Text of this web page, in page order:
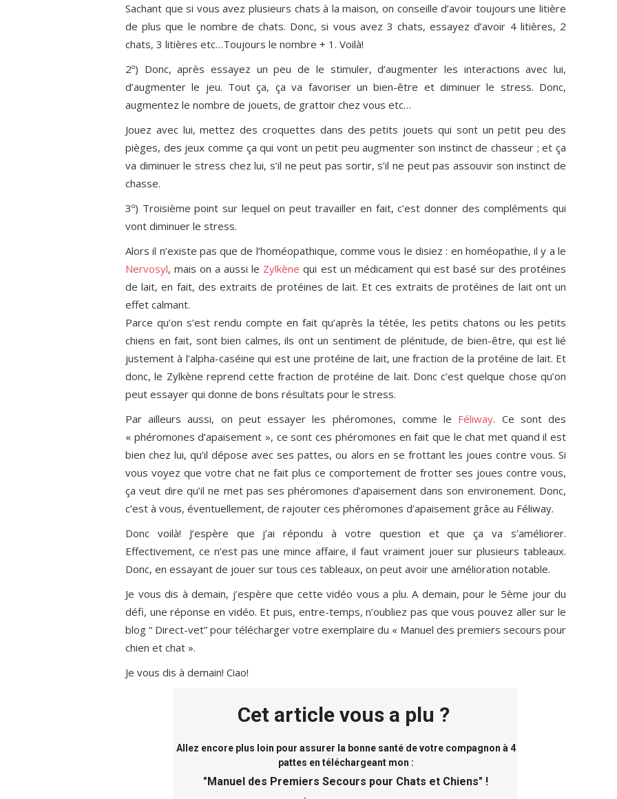
Sachant que si vous avez plusieurs chats à la maison, on conseille d’avoir toujours une litière
de plus que le nombre de chats. Donc, si vous avez 3 chats, essayez d’avoir 4 litières, 2
chats, 3 litières etc…Toujours le nombre + 1. Voilà!
2º) Donc, après essayez un peu de le stimuler, d’augmenter les interactions avec lui,
d’augmenter le jeu. Tout ça, ça va favoriser un bien-être et diminuer le stress. Donc,
augmentez le nombre de jouets, de grattoir chez vous etc…
Jouez avec lui, mettez des croquettes dans des petits jouets qui sont un petit peu des
pièges, des jeux comme ça qui vont un petit peu augmenter son instinct de chasseur ; et ça
va diminuer le stress chez lui, s’il ne peut pas sortir, s’il ne peut pas assouvir son instinct de
chasse.
3º) Troisième point sur lequel on peut travailler en fait, c’est donner des compléments qui
vont diminuer le stress.
Alors il n’existe pas que de l’homéopathique, comme vous le disiez : en homéopathie, il y a le
Nervosyl, mais on a aussi le Zylkène qui est un médicament qui est basé sur des protéines
de lait, en fait, des extraits de protéines de lait. Et ces extraits de protéines de lait ont un
effet calmant.
Parce qu’on s’est rendu compte en fait qu’après la tétée, les petits chatons ou les petits
chiens en fait, sont bien calmes, ils ont un sentiment de plénitude, de bien-être, qui est lié
justement à l’alpha-caséine qui est une protéine de lait, une fraction de la protéine de lait. Et
donc, le Zylkène reprend cette fraction de protéine de lait. Donc c’est quelque chose qu’on
peut essayer qui donne de bons résultats pour le stress.
Par ailleurs aussi, on peut essayer les phéromones, comme le Féliway. Ce sont des
« phéromones d’apaisement », ce sont ces phéromones en fait que le chat met quand il est
bien chez lui, qu’il dépose avec ses pattes, ou alors en se frottant les joues contre vous. Si
vous voyez que votre chat ne fait plus ce comportement de frotter ses joues contre vous,
ça veut dire qu’il ne met pas ses phéromones d’apaisement dans son environement. Donc,
c’est à vous, éventuellement, de rajouter ces phéromones d’apaisement grâce au Féliway.
Donc voilà! J’espère que j’ai répondu à votre question et que ça va s’améliorer.
Effectivement, ce n’est pas une mince affaire, il faut vraiment jouer sur plusieurs tableaux.
Donc, en essayant de jouer sur tous ces tableaux, on peut avoir une amélioration notable.
Je vous dis à demain, j’espère que cette vidéo vous a plu. A demain, pour le 5ème jour du
défi, une réponse en vidéo. Et puis, entre-temps, n’oubliez pas que vous pouvez aller sur le
blog “ Direct-vet” pour télécharger votre exemplaire du « Manuel des premiers secours pour
chien et chat ».
Je vous dis à demain! Ciao!
Cet article vous a plu ?
Allez encore plus loin pour assurer la bonne santé de votre compagnon à 4
pattes en téléchargeant mon :
"Manuel des Premiers Secours pour Chats et Chiens" !